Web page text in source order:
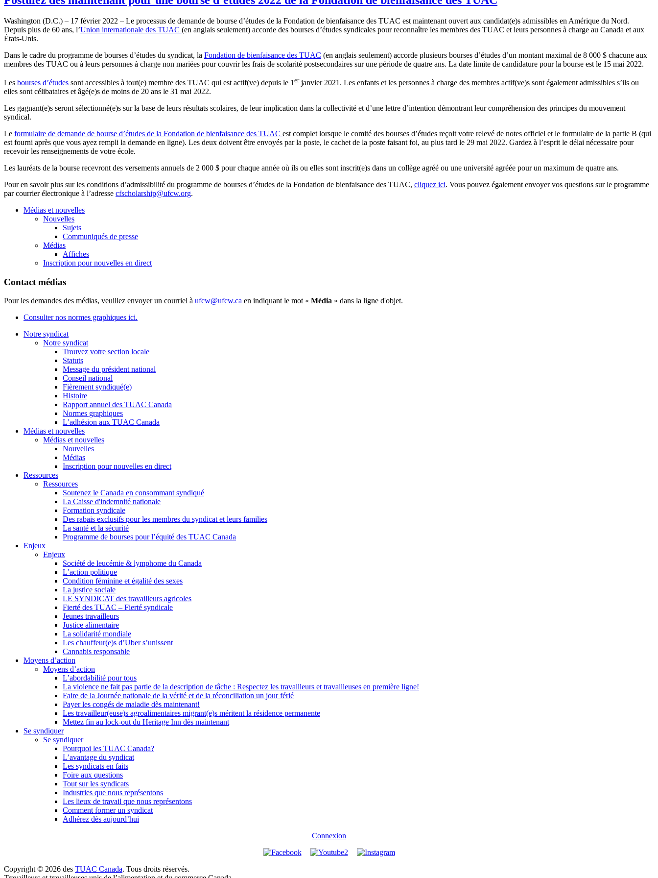
Washington (D.C.) – 17 février 2022 – Le processus de demande de bourse d’études de la Fondation de bienfaisance des TUAC est maintenant ouvert aux candidat(e)s admissibles en Amérique du Nord.
Depuis plus de 60 ans, l’Union internationale des TUAC (en anglais seulement) accorde des bourses d’études syndicales pour reconnaître les membres des TUAC et leurs personnes à charge au Canada et aux
États-Unis.
Dans le cadre du programme de bourses d’études du syndicat, la Fondation de bienfaisance des TUAC (en anglais seulement) accorde plusieurs bourses d’études d’un montant maximal de 8 000 $ chacune aux
membres des TUAC ou à leurs personnes à charge non mariées pour couvrir les frais de scolarité postsecondaires sur une période de quatre ans. La date limite de candidature pour la bourse est le 15 mai 2022.
Les bourses d’études sont accessibles à tout(e) membre des TUAC qui est actif(ve) depuis le 1 erjanvier 2021. Les enfants et les personnes à charge des membres actif(ve)s sont également admissibles s’ils ou
elles sont célibataires et âgé(e)s de moins de 20 ans le 31 mai 2022.
Les gagnant(e)s seront sélectionné(e)s sur la base de leurs résultats scolaires, de leur implication dans la collectivité et d’une lettre d’intention démontrant leur compréhension des principes du mouvement
syndical.
Le formulaire de demande de bourse d’études de la Fondation de bienfaisance des TUAC est complet lorsque le comité des bourses d’études reçoit votre relevé de notes officiel et le formulaire de la partie B (qui
est fourni après que vous ayez rempli la demande en ligne). Les deux doivent être envoyés par la poste, le cachet de la poste faisant foi, au plus tard le 29 mai 2022. Gardez à l’esprit le délai nécessaire pour
recevoir les renseignements de votre école.
Les lauréats de la bourse recevront des versements annuels de 2 000 $ pour chaque année où ils ou elles sont inscrit(e)s dans un collège agréé ou une université agréée pour un maximum de quatre ans.
Pour en savoir plus sur les conditions d’admissibilité du programme de bourses d’études de la Fondation de bienfaisance des TUAC, cliquez ici. Vous pouvez également envoyer vos questions sur le programme
par courrier électronique à l’adresse cfscholarship@ufcw.org.
Médias et nouvelles
Nouvelles
Sujets
Communiqués de presse
Médias
Affiches
Inscription pour nouvelles en direct
Contact médias
Pour les demandes des médias, veuillez envoyer un courriel à ufcw@ufcw.ca en indiquant le mot « Média » dans la ligne d'objet.
Consulter nos normes graphiques ici.
Notre syndicat
Notre syndicat
Trouvez votre section locale
Statuts
Message du président national
Conseil national
Fièrement syndiqué(e)
Histoire
Rapport annuel des TUAC Canada
Normes graphiques
L’adhésion aux TUAC Canada
Médias et nouvelles
Médias et nouvelles
Nouvelles
Médias
Inscription pour nouvelles en direct
Ressources
Ressources
Soutenez le Canada en consommant syndiqué
La Caisse d'indemnité nationale
Formation syndicale
Des rabais exclusifs pour les membres du syndicat et leurs families
La santé et la sécurité
Programme de bourses pour l’équité des TUAC Canada
Enjeux
Enjeux
Société de leucémie & lymphome du Canada
L’action politique
Condition féminine et égalité des sexes
La justice sociale
LE SYNDICAT des travailleurs agricoles
Fierté des TUAC – Fierté syndicale
Jeunes travailleurs
Justice alimentaire
La solidarité mondiale
Les chauffeur(e)s d’Uber s’unissent
Cannabis responsable
Moyens d’action
Moyens d’action
L’abordabilité pour tous
La violence ne fait pas partie de la description de tâche : Respectez les travailleurs et travailleuses en première ligne!
Faire de la Journée nationale de la vérité et de la réconciliation un jour férié
Payer les congés de maladie dès maintenant!
Les travailleur(euse)s agroalimentaires migrant(e)s méritent la résidence permanente
Mettez fin au lock-out du Heritage Inn dès maintenant
Se syndiquer
Se syndiquer
Pourquoi les TUAC Canada?
L’avantage du syndicat
Les syndicats en faits
Foire aux questions
Tout sur les syndicats
Industries que nous représentons
Les lieux de travail que nous représentons
Comment former un syndicat
Adhérez dès aujourd’hui
Connexion
Copyright © 2026 des TUAC Canada. Tous droits réservés.